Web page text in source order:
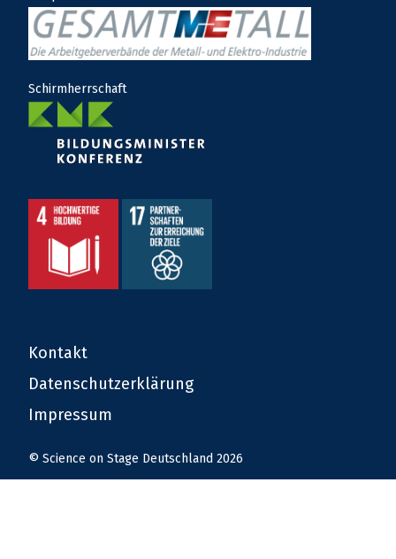
Schirmherrschaft
Kontakt
Datenschutzerklärung
Impressum
© Science on Stage Deutschland 2026